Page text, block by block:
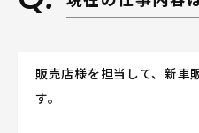
職場スタッフの雰囲気は「
販売店様を担当して、新車
す。